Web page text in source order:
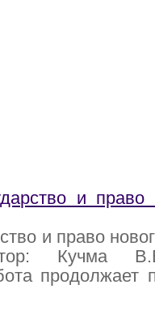
и право
и право
Кучма
продолжает